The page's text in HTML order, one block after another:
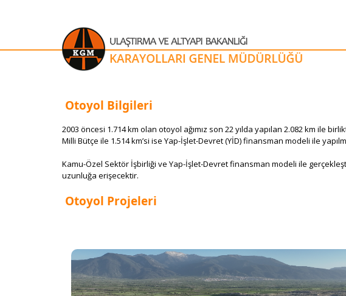
Otoyol Bilgileri
​2003 öncesi 1.714 km olan otoyol ağımız son 22 yılda yapılan 2.082 km ile
Milli Bütçe ile 1.514 km’si ise Yap-İşlet-Devret (YİD) finansman modeli ile
Kamu-Özel Sektör İşbirliği ve Yap-İşlet-Devret finansman modeli ile
uzunluğa erişecektir. ​
Otoyol Projeleri